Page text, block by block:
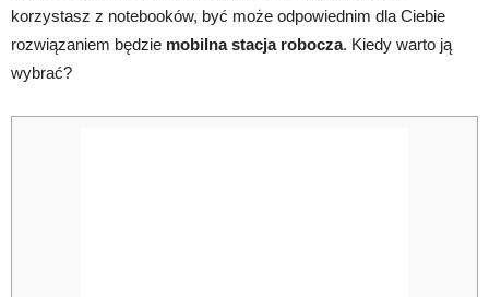
korzystasz z notebooków, być może odpowiednim dla Ciebie
rozwiązaniem będzie mobilna stacja robocza. Kiedy warto ją
wybrać?